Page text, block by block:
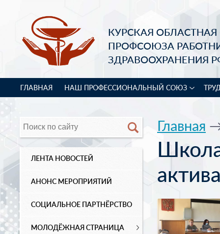
КУРСКАЯ
ПРОФСОЮЗА
ЗДРАВООХРАНЕНИЯ
ГЛАВНАЯ НАШ ПРОФЕССИОНАЛЬНЫЙ СОЮЗ
ЛЕНТА НОВОСТЕЙ
АНОНС МЕРОПРИЯТИЙ
СОЦИАЛЬНОЕ ПАРТНЁРСТВО
МОЛОДЁЖНАЯ СТРАНИЦА
Главная